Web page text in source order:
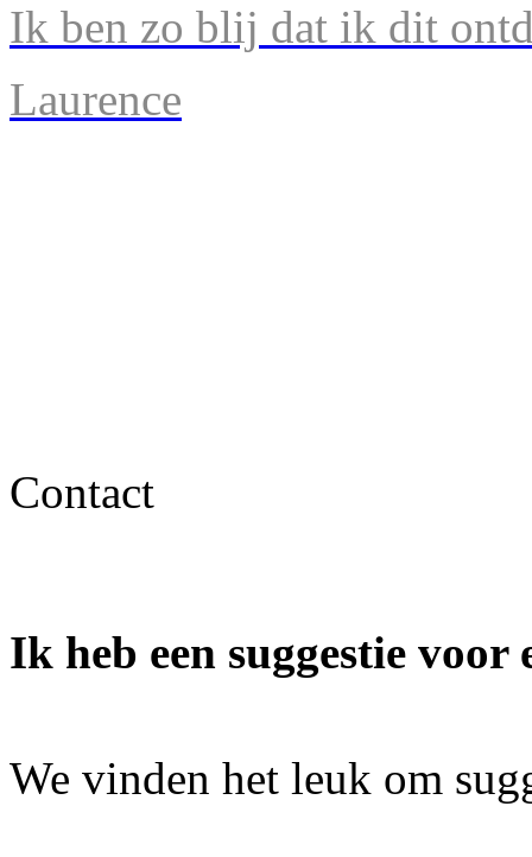
Ik ben zo blij dat ik dit
Laurence
Contact
Ik heb een suggestie
We vinden het leuk om